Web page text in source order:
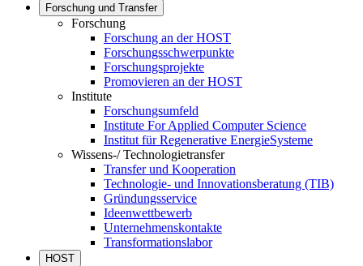
Forschung und Transfer
Forschung
Forschung an der HOST
Forschungsschwerpunkte
Forschungsprojekte
Promovieren an der HOST
Institute
Forschungsumfeld
Institute For Applied Computer Science
Institut für Regenerative EnergieSysteme
Wissens-/ Technologietransfer
Transfer und Kooperation
Technologie- und Innovationsberatung (TIB)
Gründungsservice
Ideenwettbewerb
Unternehmenskontakte
Transformationslabor
HOST